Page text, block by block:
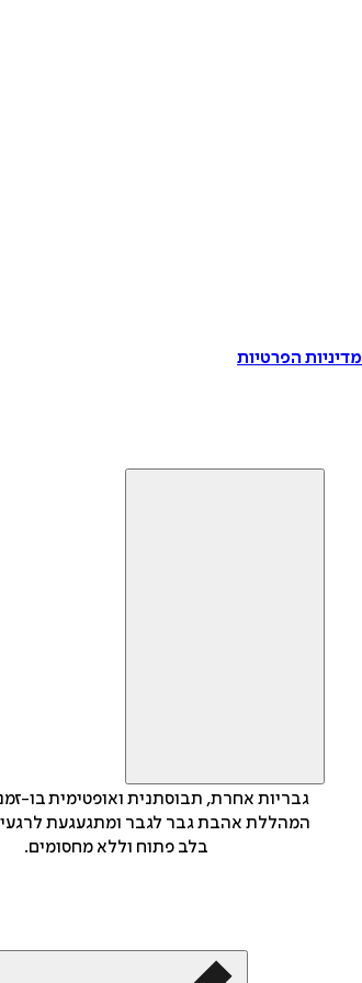
הפרטיות
גבריות אחרת, תבוסתנית ואופטימית בו-
המהללת אהבת גבר לגבר ומתגעגעת
בלב פתוח וללא מחסומים.